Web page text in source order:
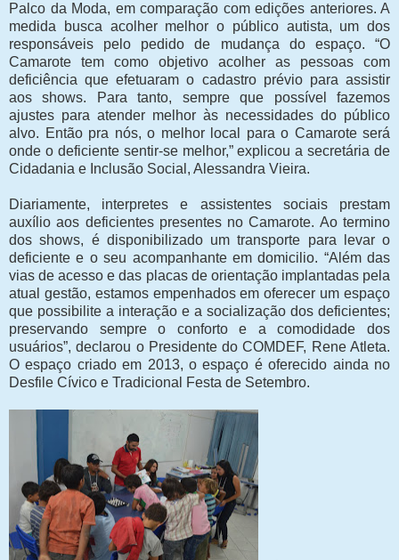
Palco da Moda, em comparação com edições anteriores. A
medida busca acolher melhor o público autista, um dos
responsáveis pelo pedido de mudança do espaço. “O
Camarote tem como objetivo acolher as pessoas com
deficiência que efetuaram o cadastro prévio para assistir
aos shows. Para tanto, sempre que possível fazemos
ajustes para atender melhor às necessidades do público
alvo. Então pra nós, o melhor local para o Camarote será
onde o deficiente sentir-se melhor,” explicou a secretária de
Cidadania e Inclusão Social, Alessandra Vieira.
Diariamente, interpretes e assistentes sociais prestam
auxílio aos deficientes presentes no Camarote. Ao termino
dos shows, é disponibilizado um transporte para levar o
deficiente e o seu acompanhante em domicilio. “Além das
vias de acesso e das placas de orientação implantadas pela
atual gestão, estamos empenhados em oferecer um espaço
que possibilite a interação e a socialização dos deficientes;
preservando sempre o conforto e a comodidade dos
usuários”, declarou o Presidente do COMDEF, Rene Atleta.
O espaço criado em 2013, o espaço é oferecido ainda no
Desfile Cívico e Tradicional Festa de Setembro.